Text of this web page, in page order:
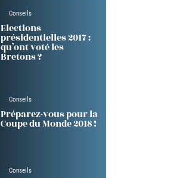
Conseils
Elections
présidentielles 2017 :
qu’ont voté les
Bretons ?
Conseils
Préparez-vous pour la
Coupe du Monde 2018 !
Conseils